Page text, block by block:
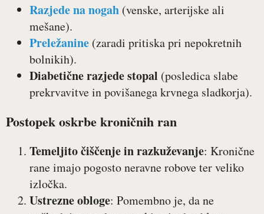
Razjede na nogah (venske, arterijske ali
mešane).
Preležanine (zaradi pritiska pri nepokretnih
bolnikih).
Diabetične razjede stopal (posledica slabe
prekrvavitve in povišanega krvnega sladkorja).
Postopek oskrbe kroničnih ran
Temeljito čiščenje in razkuževanje: Kronične
rane imajo pogosto neravne robove ter veliko
izločka.
Ustrezne obloge: Pomembno je, da ne